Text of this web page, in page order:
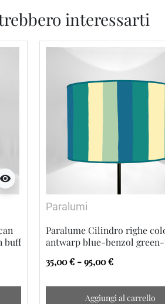
interessarti
visibility
buff
Paralumi
Paralume Cilindro righe
antwarp blue-benzol
35,00 € - 95,00 €
Aggiungi al carrello